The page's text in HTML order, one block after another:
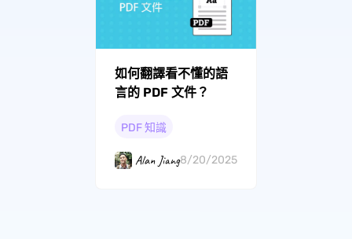
如何翻譯看不懂的語
言的 PDF 文件？
PDF 知識
Alan Jiang8/20/2025